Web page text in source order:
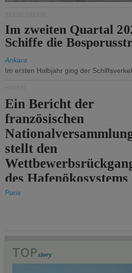
Im zweiten Quartal
Schiffe die
Ankara
Im ersten Halbjahr ging der
Ein Bericht der
französischen
stellt den
des Hafenökosystems
des Staates fest.
Paris